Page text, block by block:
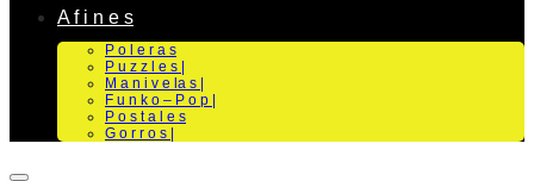
A f i n e s
P o l e r a s
P u z z l e s |
M a n i v e la s |
F u n k o – P o p |
P o s t a l e s
G o r r o s |